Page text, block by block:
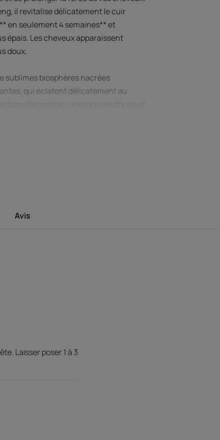
il revitalise délicatement le cuir
en seulement 4 semaines** et
épais. Les cheveux apparaissent
doux.
sublimes biosphères nacrées
qui éclatent délicatement au
d'origine naturelle. Formule
1 mois.
3 mois.
Avis
Laisser poser 1 à 3